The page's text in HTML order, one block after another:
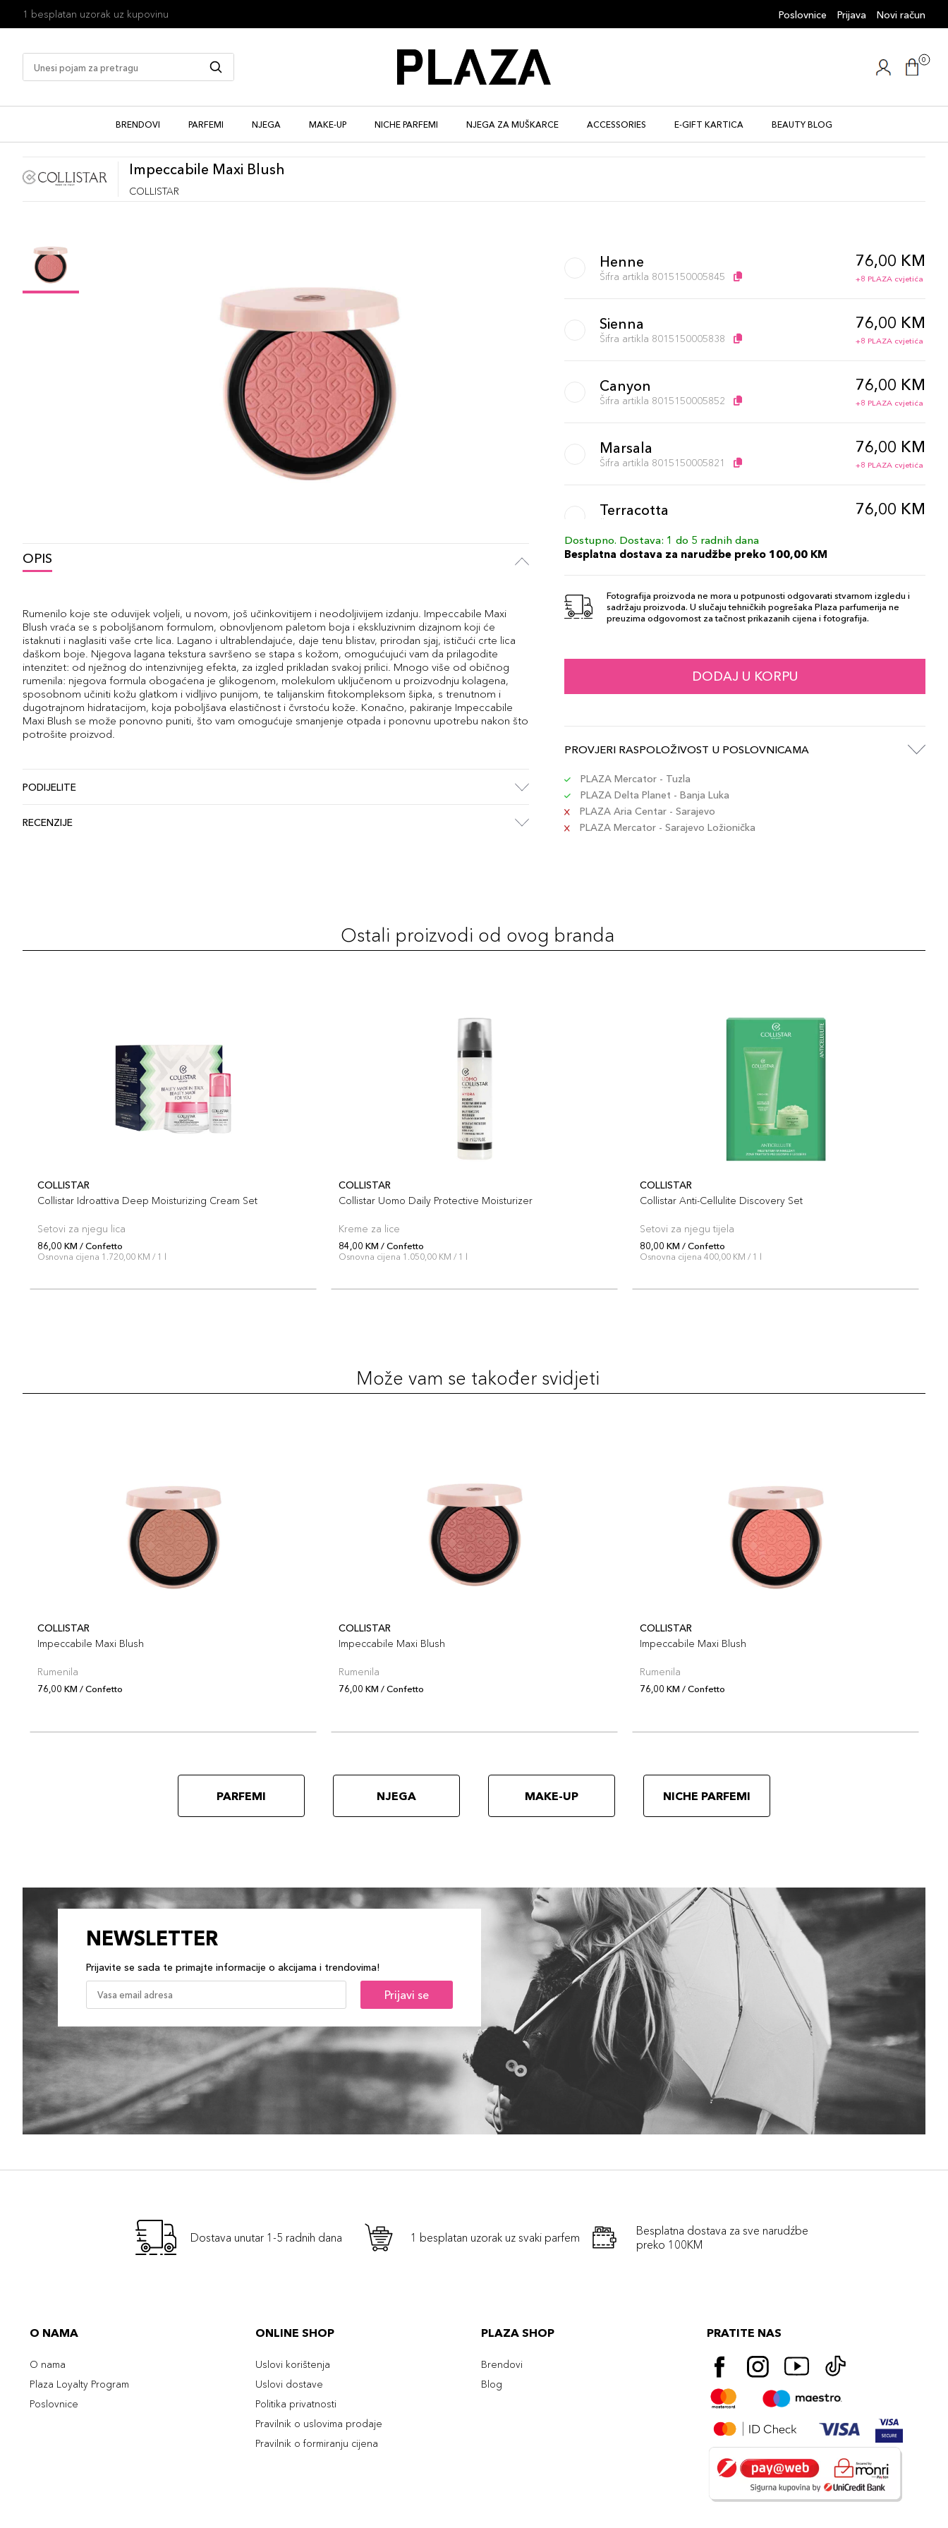
1 besplatan uzorak uz kupovinu Poslovnice Prijava Novi račun
0
BRENDOVI PARFEMI NJEGA MAKE-UP NICHE PARFEMI NJEGA ZA MUŠKARCE ACCESSORIES E-GIFT KARTICA BEAUTY BLOG
Impeccabile Maxi Blush
COLLISTAR
OPIS
Rumenilo koje ste oduvijek voljeli, u novom, još učinkovitijem i neodoljivijem izdanju. Impeccabile Maxi
Blush vraća se s poboljšanom formulom, obnovljenom paletom boja i ekskluzivnim dizajnom koji će
istaknuti i naglasiti vaše crte lica. Lagano i ultrablendajuće, daje tenu blistav, prirodan sjaj, ističući crte lica
daškom boje. Njegova lagana tekstura savršeno se stapa s kožom, omogućujući vam da prilagodite
intenzitet: od nježnog do intenzivnijeg efekta, za izgled prikladan svakoj prilici. Mnogo više od običnog
rumenila: njegova formula obogaćena je glikogenom, molekulom uključenom u proizvodnju kolagena,
sposobnom učiniti kožu glatkom i vidljivo punijom, te talijanskim fitokompleksom šipka, s trenutnom i
dugotrajnom hidratacijom, koja poboljšava elastičnost i čvrstoću kože. Konačno, pakiranje Impeccabile
Maxi Blush se može ponovno puniti, što vam omogućuje smanjenje otpada i ponovnu upotrebu nakon što
potrošite proizvod.
PODIJELITE
RECENZIJE
Henne
Šifra artikla 8015150005845
76,00 KM
+8 PLAZA cvjetića
Sienna
Šifra artikla 8015150005838
76,00 KM
+8 PLAZA cvjetića
Canyon
Šifra artikla 8015150005852
76,00 KM
+8 PLAZA cvjetića
Marsala
Šifra artikla 8015150005821
76,00 KM
+8 PLAZA cvjetića
Terracotta 76,00 KM
Dostupno. Dostava: 1 do 5 radnih dana
Besplatna dostava za narudžbe preko 100,00 KM
Fotografija proizvoda ne mora u potpunosti odgovarati stvarnom izgledu i
sadržaju proizvoda. U slučaju tehničkih pogrešaka Plaza parfumerija ne
preuzima odgovornost za tačnost prikazanih cijena i fotografija.
DODAJ U KORPU
PROVJERI RASPOLOŽIVOST U POSLOVNICAMA
PLAZA Mercator - Tuzla
PLAZA Delta Planet - Banja Luka
PLAZA Aria Centar - Sarajevo
PLAZA Mercator - Sarajevo Ložionička
Ostali proizvodi od ovog branda
COLLISTAR
Collistar Idroattiva Deep Moisturizing Cream Set
Setovi za njegu lica
86,00 KM / Confetto
Osnovna cijena 1.720,00 KM / 1 l
COLLISTAR
Collistar Uomo Daily Protective Moisturizer
Kreme za lice
84,00 KM / Confetto
Osnovna cijena 1.050,00 KM / 1 l
COLLISTAR
Collistar Anti-Cellulite Discovery Set
Setovi za njegu tijela
80,00 KM / Confetto
Osnovna cijena 400,00 KM / 1 l
Može vam se također svidjeti
COLLISTAR
Impeccabile Maxi Blush
Rumenila
76,00 KM / Confetto
COLLISTAR
Impeccabile Maxi Blush
Rumenila
76,00 KM / Confetto
COLLISTAR
Impeccabile Maxi Blush
Rumenila
76,00 KM / Confetto
PARFEMI NJEGA MAKE-UP NICHE PARFEMI
NEWSLETTER
Prijavite se sada te primajte informacije o akcijama i trendovima!
Prijavi se
Dostava unutar 1-5 radnih dana 1 besplatan uzorak uz svaki parfem
Besplatna dostava za sve narudźbe
preko 100KM
O NAMA
O nama
Plaza Loyalty Program
Poslovnice
ONLINE SHOP
Uslovi korištenja
Uslovi dostave
Politika privatnosti
Pravilnik o uslovima prodaje
Pravilnik o formiranju cijena
PLAZA SHOP
Brendovi
Blog
PRATITE NAS